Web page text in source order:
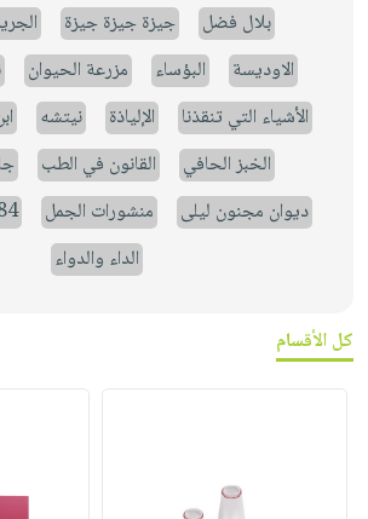
بلال فضل جيزة جيزة جيزة
الاوديسة
البؤساء مزرعة الحيوان
الأشياء التي تنقذنا
الإلياذة نيتشه
الخبز الحافي
القانون في الطب
ديوان مجنون ليلى
منشورات الجمل
الداء والدواء
كل الأقسام